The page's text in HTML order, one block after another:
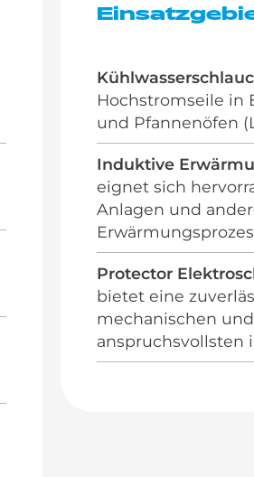
Hochstromseile in
und Pfannenöfen
Induktive
eignet sich
Anlagen und
Protector
bietet eine
mechanischen
anspruchsvollsten